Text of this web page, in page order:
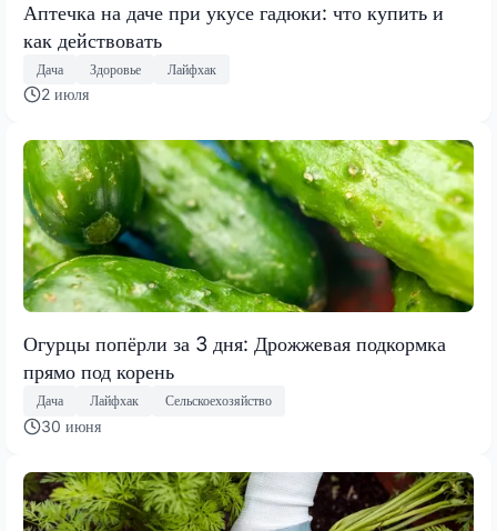
Аптечка на даче при укусе гадюки: что купить и
как действовать
Дача Здоровье Лайфхак
2 июля
Огурцы попёрли за 3 дня: Дрожжевая подкормка
прямо под корень
Дача Лайфхак Сельскоехозяйство
30 июня